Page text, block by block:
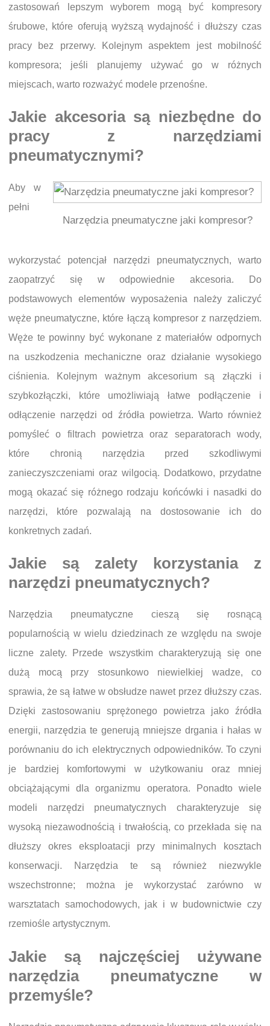
zastosowań lepszym wyborem mogą być kompresory
śrubowe, które oferują wyższą wydajność i dłuższy czas
pracy bez przerwy. Kolejnym aspektem jest mobilność
kompresora; jeśli planujemy używać go w różnych
miejscach, warto rozważyć modele przenośne.
Jakie akcesoria są niezbędne do
pracy z narzędziami
pneumatycznymi?
Narzędzia pneumatyczne jaki kompresor?
Aby w
pełni
wykorzystać potencjał narzędzi pneumatycznych, warto
zaopatrzyć się w odpowiednie akcesoria. Do
podstawowych elementów wyposażenia należy zaliczyć
węże pneumatyczne, które łączą kompresor z narzędziem.
Węże te powinny być wykonane z materiałów odpornych
na uszkodzenia mechaniczne oraz działanie wysokiego
ciśnienia. Kolejnym ważnym akcesorium są złączki i
szybkozłączki, które umożliwiają łatwe podłączenie i
odłączenie narzędzi od źródła powietrza. Warto również
pomyśleć o filtrach powietrza oraz separatorach wody,
które chronią narzędzia przed szkodliwymi
zanieczyszczeniami oraz wilgocią. Dodatkowo, przydatne
mogą okazać się różnego rodzaju końcówki i nasadki do
narzędzi, które pozwalają na dostosowanie ich do
konkretnych zadań.
Jakie są zalety korzystania z
narzędzi pneumatycznych?
Narzędzia pneumatyczne cieszą się rosnącą
popularnością w wielu dziedzinach ze względu na swoje
liczne zalety. Przede wszystkim charakteryzują się one
dużą mocą przy stosunkowo niewielkiej wadze, co
sprawia, że są łatwe w obsłudze nawet przez dłuższy czas.
Dzięki zastosowaniu sprężonego powietrza jako źródła
energii, narzędzia te generują mniejsze drgania i hałas w
porównaniu do ich elektrycznych odpowiedników. To czyni
je bardziej komfortowymi w użytkowaniu oraz mniej
obciążającymi dla organizmu operatora. Ponadto wiele
modeli narzędzi pneumatycznych charakteryzuje się
wysoką niezawodnością i trwałością, co przekłada się na
dłuższy okres eksploatacji przy minimalnych kosztach
konserwacji. Narzędzia te są również niezwykle
wszechstronne; można je wykorzystać zarówno w
warsztatach samochodowych, jak i w budownictwie czy
rzemiośle artystycznym.
Jakie są najczęściej używane
narzędzia pneumatyczne w
przemyśle?